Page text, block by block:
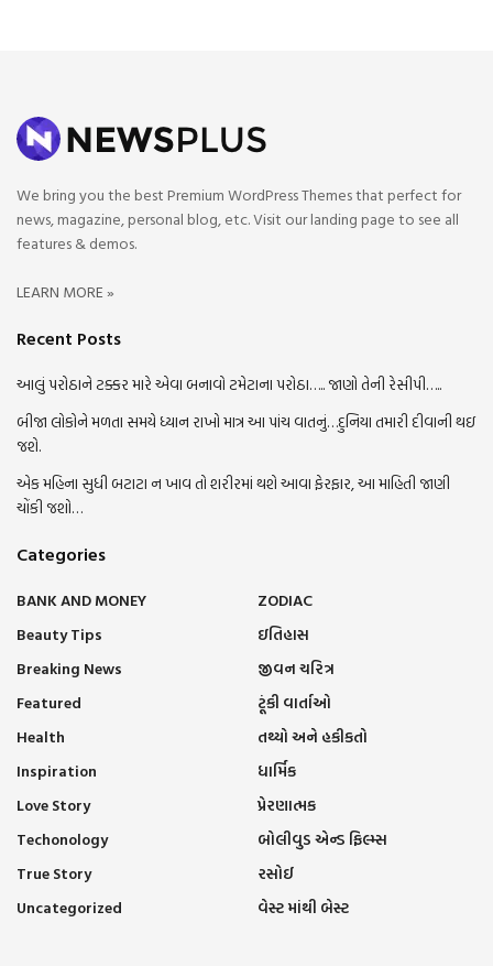
We bring you the best Premium WordPress Themes that perfect for
news, magazine, personal blog, etc. Visit our landing page to see all
features & demos.
LEARN MORE »
Recent Posts
આલું પરોઠાને ટક્કર મારે એવા બનાવો ટમેટાના પરોઠા….. જાણો તેની રેસીપી…..
બીજા લોકોને મળતા સમયે ધ્યાન રાખો માત્ર આ પાંચ વાતનું…દુનિયા તમારી દીવાની થઇ
જશે.
એક મહિના સુધી બટાટા ન ખાવ તો શરીરમાં થશે આવા ફેરફાર, આ માહિતી જાણી
ચોંકી જશો…
Categories
BANK AND MONEY
Beauty Tips
Breaking News
Featured
Health
Inspiration
Love Story
Techonology
True Story
Uncategorized
ZODIAC
ઇતિહાસ
જીવન ચરિત્ર
ટૂંકી વાર્તાઓ
તથ્યો અને હકીકતો
ધાર્મિક
પ્રેરણાત્મક
બોલીવુડ એન્ડ ફિલ્મ્સ
રસોઈ
વેસ્ટ માંથી બેસ્ટ